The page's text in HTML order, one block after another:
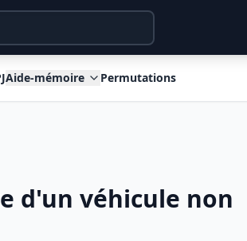
Aide-mémoire Permutations
d'un véhicule non